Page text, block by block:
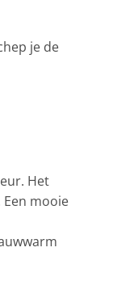
je de
Het
mooie